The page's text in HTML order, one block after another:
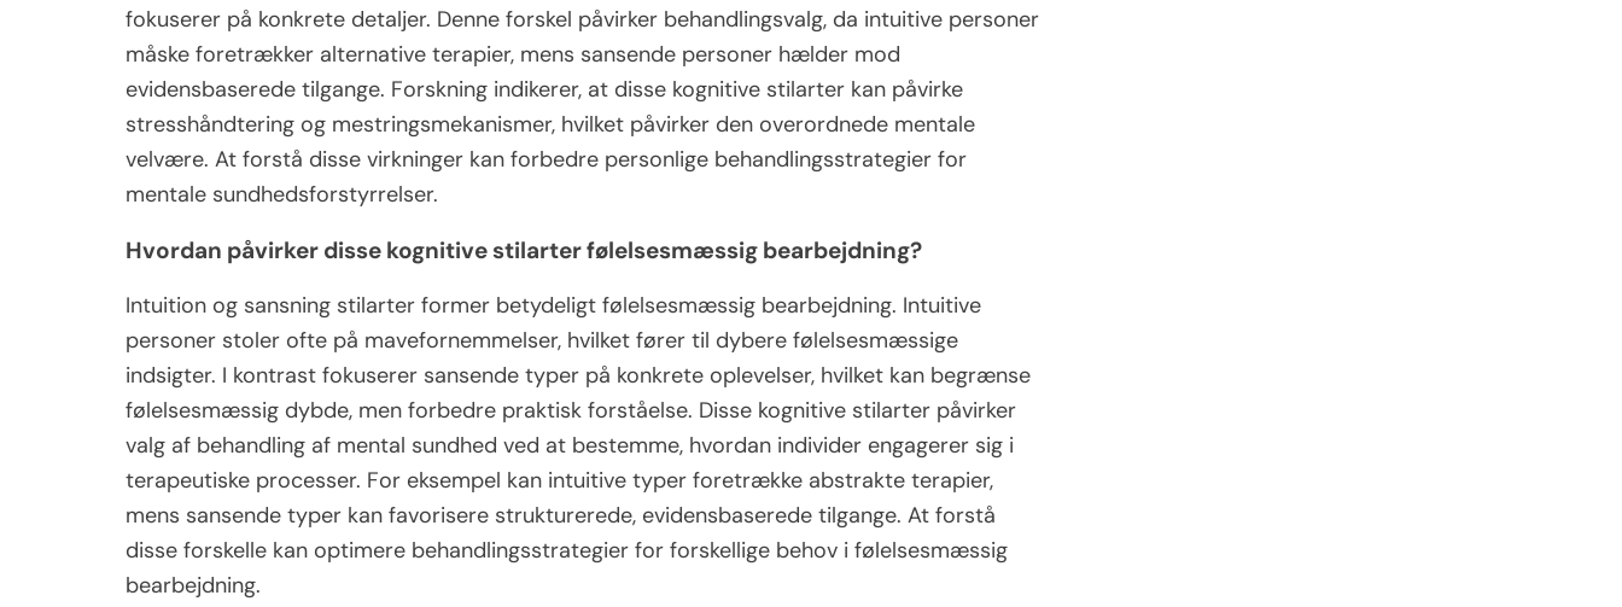
fokuserer på konkrete detaljer. Denne forskel påvirker behandlingsvalg, da intuitive personer
måske foretrækker alternative terapier, mens sansende personer hælder mod
evidensbaserede tilgange. Forskning indikerer, at disse kognitive stilarter kan påvirke
stresshåndtering og mestringsmekanismer, hvilket påvirker den overordnede mentale
velvære. At forstå disse virkninger kan forbedre personlige behandlingsstrategier for
mentale sundhedsforstyrrelser.
Hvordan påvirker disse kognitive stilarter følelsesmæssig bearbejdning?
Intuition og sansning stilarter former betydeligt følelsesmæssig bearbejdning. Intuitive
personer stoler ofte på mavefornemmelser, hvilket fører til dybere følelsesmæssige
indsigter. I kontrast fokuserer sansende typer på konkrete oplevelser, hvilket kan begrænse
følelsesmæssig dybde, men forbedre praktisk forståelse. Disse kognitive stilarter påvirker
valg af behandling af mental sundhed ved at bestemme, hvordan individer engagerer sig i
terapeutiske processer. For eksempel kan intuitive typer foretrække abstrakte terapier,
mens sansende typer kan favorisere strukturerede, evidensbaserede tilgange. At forstå
disse forskelle kan optimere behandlingsstrategier for forskellige behov i følelsesmæssig
bearbejdning.